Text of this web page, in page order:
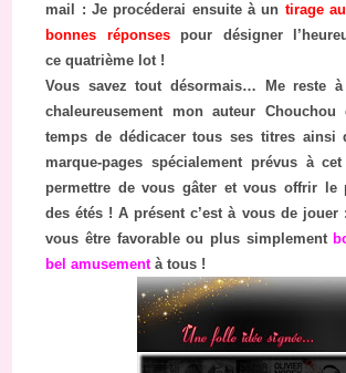
mail : Je procéderai ensuite à un tirage
bonnes réponsespour désigner
ce quatrième lot !
Vous savez tout désormais… Me reste
chaleureusement mon auteur
temps de dédicacer tous ses titres ainsi
marque-pages spécialement prévus à
permettre de vous gâter et vous offrir le
des étés ! A présent c’est à vous de
vous être favorable ou plus simplement
bel amusementà tous !